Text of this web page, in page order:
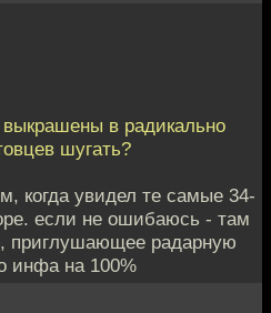
в радикально
шугать?
когда увидел те самые 34-
если не ошибаюсь - там
приглушающее радарную
инфа на 100%